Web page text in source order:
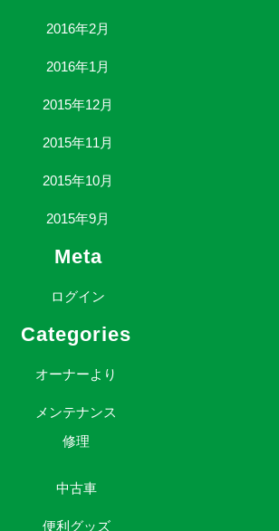
2016年2月
2016年1月
2015年12月
2015年11月
2015年10月
2015年9月
Meta
ログイン
Categories
オーナーより
メンテナンス
修理
中古車
便利グッズ